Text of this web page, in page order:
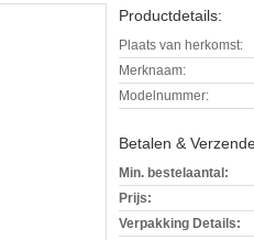
Productdetails:
Plaats van herkomst:
Merknaam:
Modelnummer:
Betalen &
Min. bestelaantal:
Prijs:
Verpakking Details: